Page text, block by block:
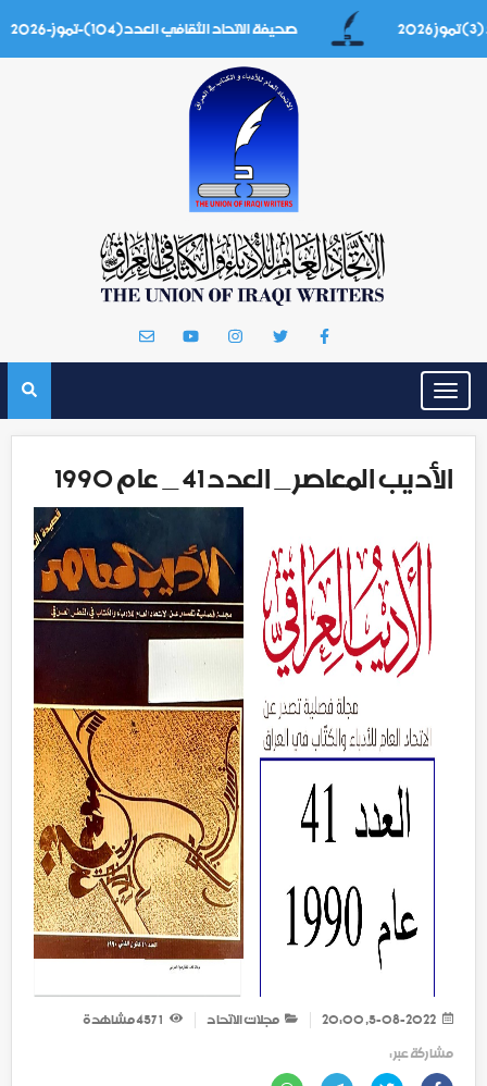
صحيفة الاتحاد الثقافي العدد(104)-تموز-2026
Toggle
navigation
الأديب المعاصر _ العدد 41 _ عام 1990
مجلات الاتحاد
مشاهدة
مشاركة عبر :